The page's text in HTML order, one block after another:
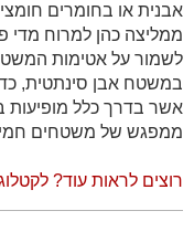
אבנית או בחומרים
ממליצה כהן למרוח מדי
לשמור על אטימות
במשטח אבן סינתטית,
אשר בדרך כלל מופיעות
ממפגש של משטחים
רוצים לראות עוד?